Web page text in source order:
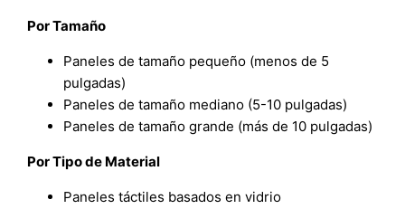
Por Tamaño
Paneles de tamaño pequeño (menos de 5
pulgadas)
Paneles de tamaño mediano (5-10 pulgadas)
Paneles de tamaño grande (más de 10 pulgadas)
Por Tipo de Material
Paneles táctiles basados en vidrio